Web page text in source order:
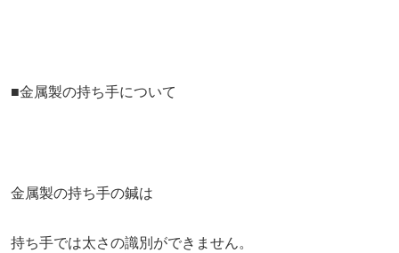
■金属製の持ち手について
金属製の持ち手の鍼は
持ち手では太さの識別ができません。